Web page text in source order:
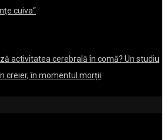
cuiva“
activitatea cerebrală în comă? Un studiu
creier, în momentul morții